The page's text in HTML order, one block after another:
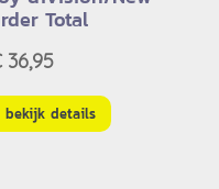
Total
36,95
bekijk details